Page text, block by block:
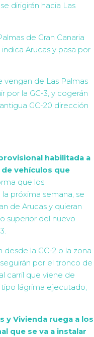
dirigirán hacia Las
de Gran Canaria
Arucas y pasa por
vengan de Las Palmas
por la GC-3, y cogerán
GC-20 dirección
habilitada a
vehículos que
que los
próxima semana, se
de Arucas y quieran
superior del nuevo
desde la GC-2 o la zona
por el tronco de
carril que viene de
tipo lágrima ejecutado,
y Vivienda ruega a los
que se va a instalar